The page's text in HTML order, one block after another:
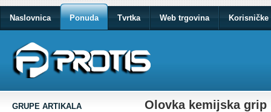
Naslovnica Ponuda Tvrtka Web trgovina Korisničke
GRUPE ARTIKALA Olovka kemijska grip